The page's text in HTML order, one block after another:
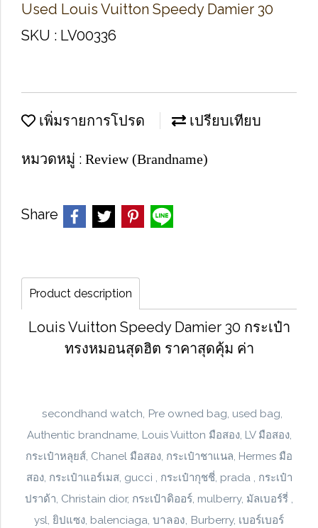
Used Louis Vuitton Speedy Damier 30
SKU : LV00336
เพิ่มรายการโปรด เปรียบเทียบ
หมวดหมู่ : Review (Brandname)
Share
Product description
Louis Vuitton Speedy Damier 30 กระเป๋า
ทรงหมอนสุดฮิต ราคาสุดคุ้ม ค่า
secondhand watch, Pre owned bag, used bag,
Authentic brandname, Louis Vuitton มือสอง, LV มือสอง,
กระเป๋าหลุยส์, Chanel มือสอง, กระเป๋าชาแนล, Hermes มือ
สอง, กระเป๋าแอร์เมส, gucci , กระเป๋ากุชชี่, prada , กระเป๋า
ปราด้า, Christain dior, กระเป๋าดิออร์, mulberry, มัลเบอร์รี่ ,
ysl, ยิปแซง, balenciaga, บาลอง, Burberry, เบอร์เบอร์